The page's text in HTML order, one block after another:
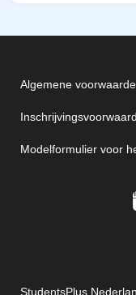
Algemene
Modelformulier voor
StudentsPlus